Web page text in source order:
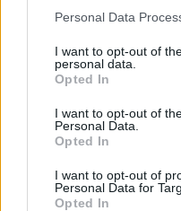
Please note that this
not limited to your visit or
grant or deny consent to
use your data for below
consent section.
Personal Data
I want to opt-out of
personal data.
Opted In
I want to opt-out of
Personal Data.
Opted In
I want to opt-out of
Personal Data for
Opted In
Stadio
quell'appunto
che propugna
critico.